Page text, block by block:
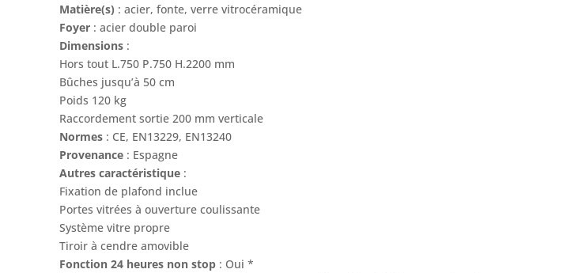
Matière(s) : acier, fonte, verre vitrocéramique
Foyer : acier double paroi
Dimensions :
Hors tout L.750 P.750 H.2200 mm
Bûches jusqu’à 50 cm
Poids 120 kg
Raccordement sortie 200 mm verticale
Normes : CE, EN13229, EN13240
Provenance : Espagne
Autres caractéristique :
Fixation de plafond inclue
Portes vitrées à ouverture coulissante
Système vitre propre
Tiroir à cendre amovible
Fonction 24 heures non stop : Oui *